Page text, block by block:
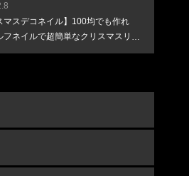
マスデコネイル】100均でも作れ
フネイルで超簡単なクリスマスリー
！